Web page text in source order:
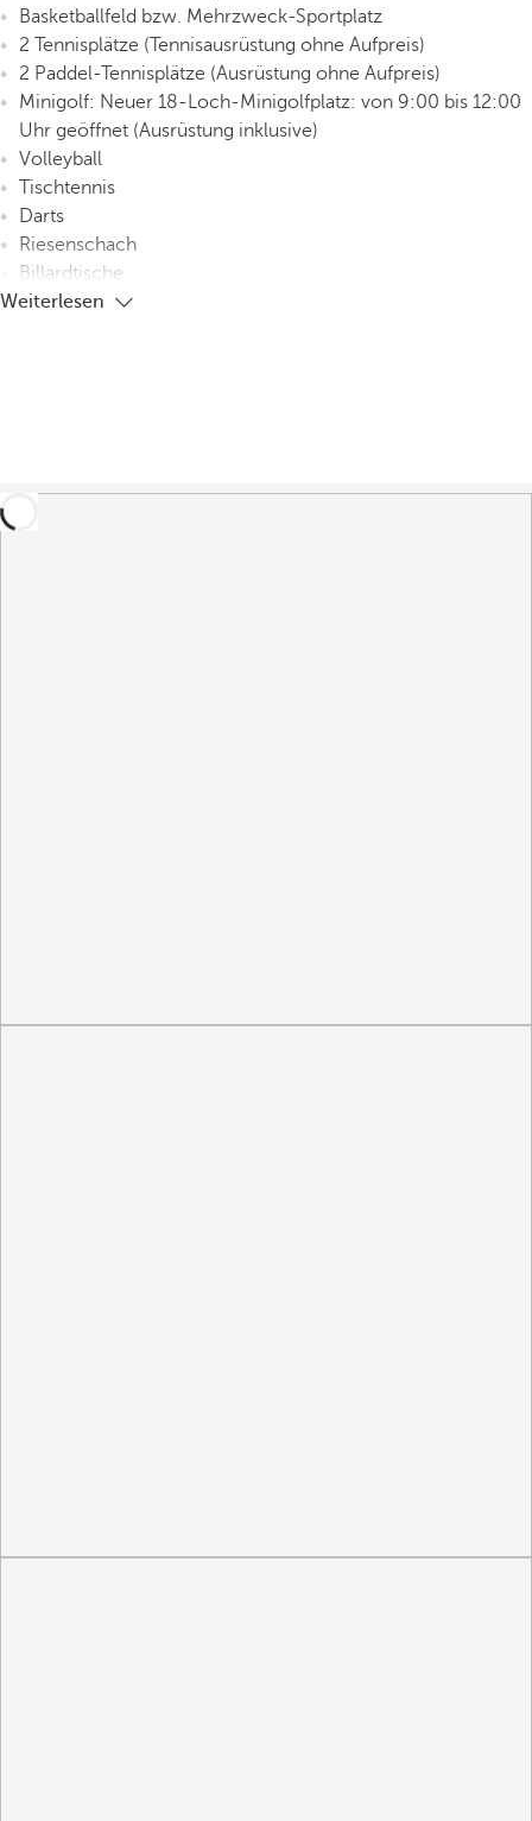
Basketballfeld bzw. Mehrzweck-Sportplatz
2 Tennisplätze (Tennisausrüstung ohne Aufpreis)
2 Paddel-Tennisplätze (Ausrüstung ohne Aufpreis)
Minigolf: Neuer 18-Loch-Minigolfplatz: von 9:00 bis 12:00
Uhr geöffnet (Ausrüstung inklusive)
Volleyball
Tischtennis
Darts
Riesenschach
Billardtische
Weiterlesen